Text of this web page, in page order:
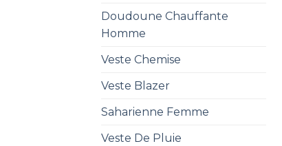
Doudoune Chauffante
Homme
Veste Chemise
Veste Blazer
Saharienne Femme
Veste De Pluie